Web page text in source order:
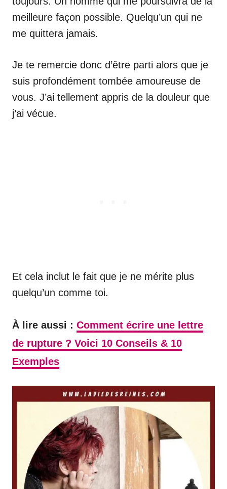
meilleure façon possible. Quelqu’un qui ne
me quittera jamais.
Je te remercie donc d’être parti alors que je
suis profondément tombée amoureuse de
vous. J’ai tellement appris de la douleur que
j’ai vécue.
Et cela inclut le fait que je ne mérite plus
quelqu’un comme toi.
À lire aussi : Comment écrire une lettre
de rupture ? Voici 10 Conseils & 10
Exemples